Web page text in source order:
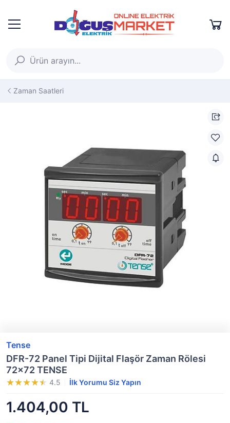
Zaman Saatleri
Tense
DFR-72 Panel Tipi Dijital Flaşör Zaman Rölesi
72x72 TENSE
4.5 İlk Yorumu Siz Yapın
1.404,00 TL